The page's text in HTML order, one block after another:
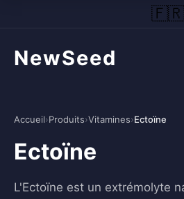
🇫🇷
NewSeed
Accueil›Produits›Vitamines›Ectoïne
Ectoïne
L'Ectoïne est un extrémolyte